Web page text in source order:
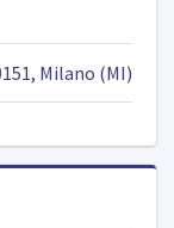
Milano (MI)